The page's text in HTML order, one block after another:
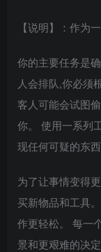
【说明】：作为
你的主要任务是
人会排队,你必须
客人可能会试图
你。 使用一系列
现任何可疑的东西
为了让事情变得
买新物品和工具
作更轻松。 每一
景和更艰难的决定